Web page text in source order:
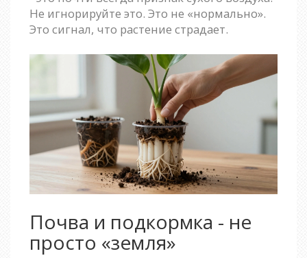
Не игнорируйте это. Это не «нормально».
Это сигнал, что растение страдает.
Почва и подкормка - не
просто «земля»